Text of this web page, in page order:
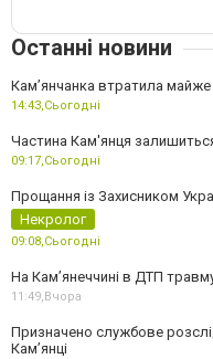
Останні новини
Камʼянчанка втратила майже
14:43,Сьогодні
Частина Кам'янця
09:17,Сьогодні
Прощання із Захисником
Некролог
09:08,Сьогодні
На Кам’янеччині в ДТП
11:49,Вчора
Призначено службове
Кам’янці